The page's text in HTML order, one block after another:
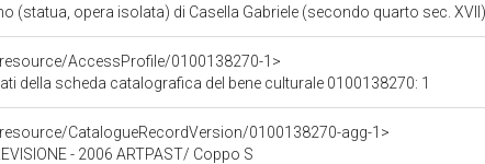
(statua, opera isolata) di Casella Gabriele (secondo quarto sec. XVII)
AccessProfile/0100138270-1>
della scheda catalografica del bene culturale 0100138270: 1
CatalogueRecordVersion/0100138270-agg-1>
- 2006 ARTPAST/ Coppo S